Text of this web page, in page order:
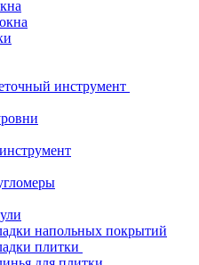
инструмент
напольных покрытий
плитки